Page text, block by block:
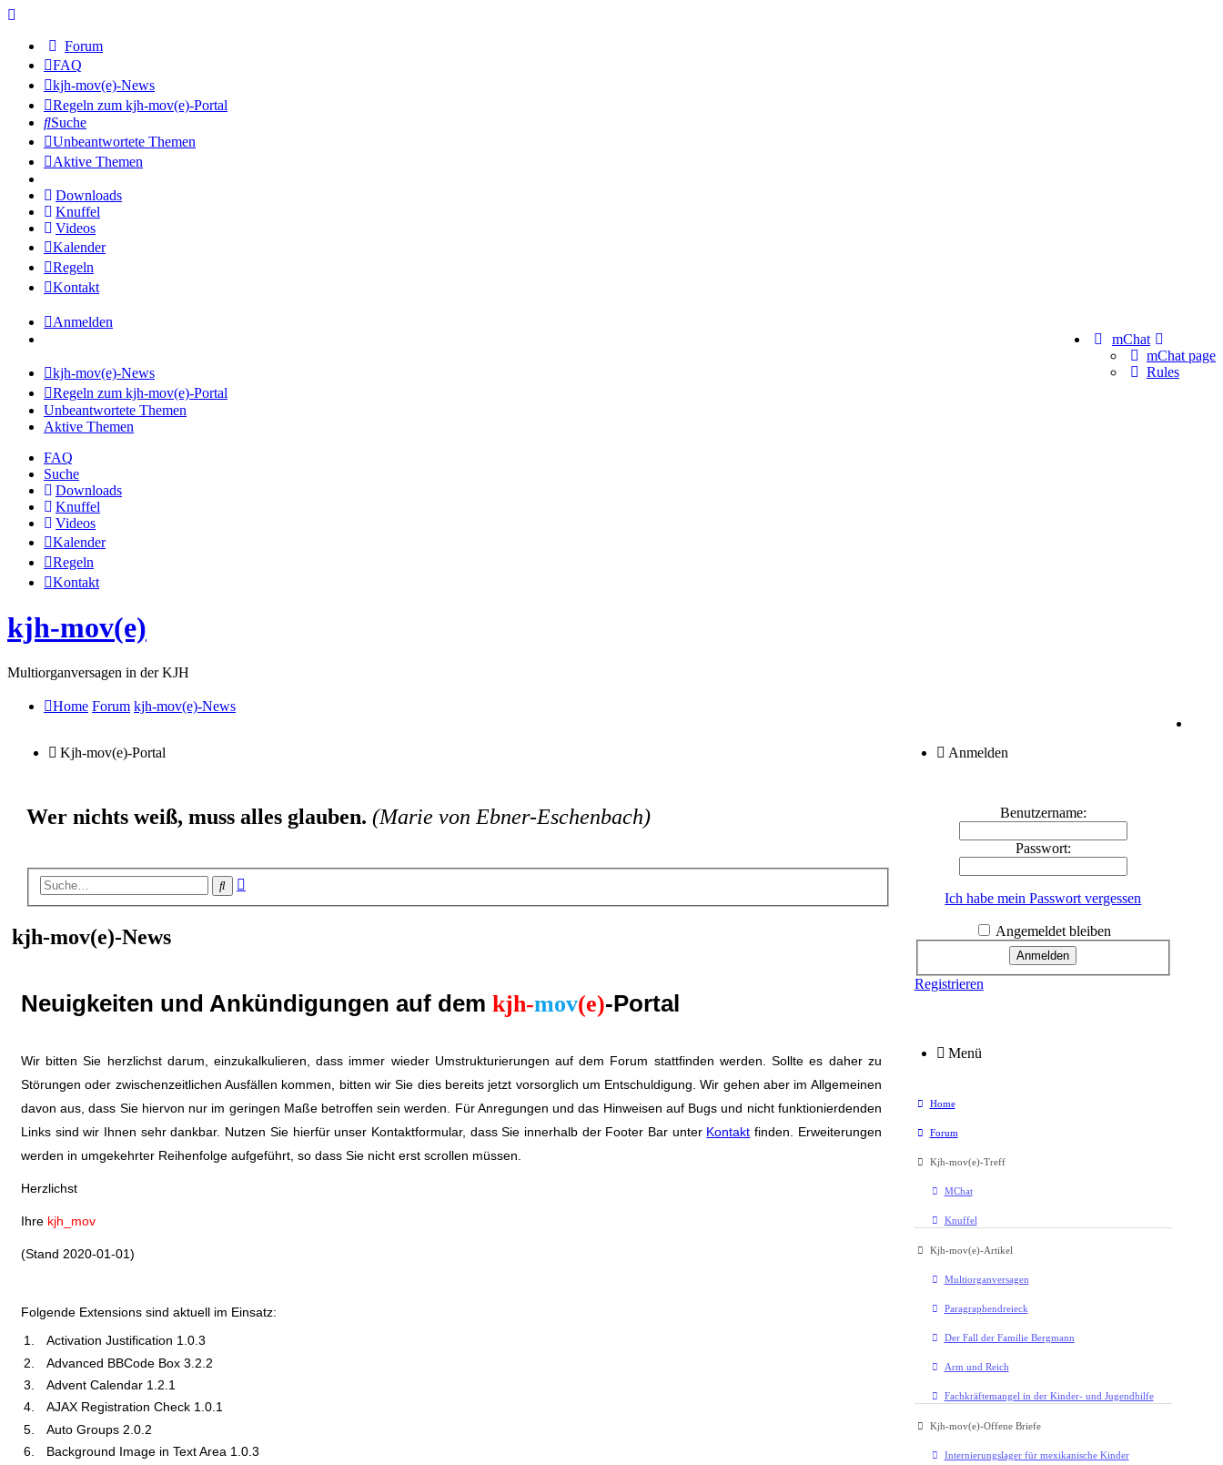
Forum
FAQ
kjh-mov(e)-News
Regeln zum kjh-mov(e)-Portal
Suche
Unbeantwortete Themen
Aktive Themen
Downloads
Knuffel
Videos
Kalender
Regeln
Kontakt
Anmelden
mChat
mChat page
Rules
kjh-mov(e)-News
Regeln zum kjh-mov(e)-Portal
Unbeantwortete Themen
Aktive Themen
FAQ
Suche
Downloads
Knuffel
Videos
Kalender
Regeln
Kontakt
kjh-mov(e)
Multiorganversagen in der KJH
Home Forum kjh-mov(e)-News
Kjh-mov(e)-Portal
Wer nichts weiß, muss alles glauben. (Marie von Ebner-Eschenbach)
Suche
kjh-mov(e)-News
Neuigkeiten und Ankündigungen auf dem kjh-mov(e)-Portal
Wir bitten Sie herzlichst darum, einzukalkulieren, dass immer wieder Umstrukturierungen auf dem Forum stattfinden werden. Sollte es daher zu
Störungen oder zwischenzeitlichen Ausfällen kommen, bitten wir Sie dies bereits jetzt vorsorglich um Entschuldigung. Wir gehen aber im Allgemeinen
davon aus, dass Sie hiervon nur im geringen Maße betroffen sein werden. Für Anregungen und das Hinweisen auf Bugs und nicht funktionierdenden
Links sind wir Ihnen sehr dankbar. Nutzen Sie hierfür unser Kontaktformular, dass Sie innerhalb der Footer Bar unter Kontakt finden. Erweiterungen
werden in umgekehrter Reihenfolge aufgeführt, so dass Sie nicht erst scrollen müssen.
Herzlichst
Ihre kjh_mov
(Stand 2020-01-01)
Folgende Extensions sind aktuell im Einsatz:
Activation Justification 1.0.3
Advanced BBCode Box 3.2.2
Advent Calendar 1.2.1
AJAX Registration Check 1.0.1
Auto Groups 2.0.2
Background Image in Text Area 1.0.3
Anmelden
Benutzername:
Passwort:
Ich habe mein Passwort vergessen
Angemeldet bleiben
Registrieren
Menü
Home
Forum
Kjh-mov(e)-Treff
MChat
Knuffel
Kjh-mov(e)-Artikel
Multiorganversagen
Paragraphendreieck
Der Fall der Familie Bergmann
Arm und Reich
Fachkräftemangel in der Kinder- und Jugendhilfe
Kjh-mov(e)-Offene Briefe
Internierungslager für mexikanische Kinder